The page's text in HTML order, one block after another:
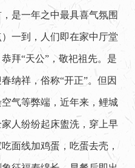
一年之中最具喜气氛围
一到，人们即在家中厅堂
拜“天公”，敬祀祖先。是
纳祥，俗称“开正”。但因
气等弊端，近年来，鲤城
人纷纷起床盥洗，穿上早
面线加鸡蛋，吃蛋去壳，